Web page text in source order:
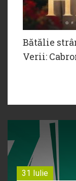
Bătălie
Verii:
31 Iulie